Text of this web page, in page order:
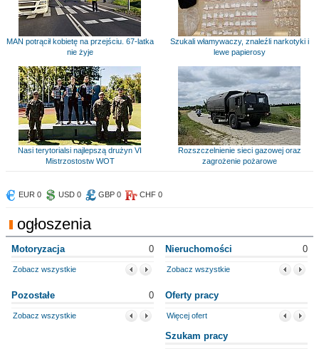
MAN potrącił kobietę na przejściu. 67-latka
nie żyje
Szukali włamywaczy, znaleźli narkotyki i
lewe papierosy
Nasi terytorialsi najlepszą drużyn VI
Mistrzostostw WOT
Rozszczelnienie sieci gazowej oraz
zagrożenie pożarowe
EUR 0 USD 0 GBP 0 CHF 0
ogłoszenia
Motoryzacja 0
Zobacz wszystkie
Nieruchomości 0
Zobacz wszystkie
Pozostałe 0
Zobacz wszystkie
Oferty pracy
Więcej ofert
Szukam pracy